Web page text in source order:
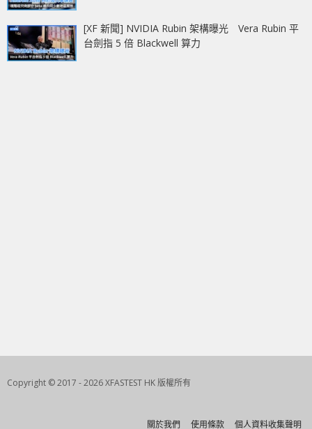
[XF 新聞] NVIDIA Rubin 架構曝光 Vera Rubin 平
台劍指 5 倍 Blackwell 算力
Copyright © 2017 - 2026 XFASTEST HK 版權所有
關於我們 使用條款 個人資料收集聲明